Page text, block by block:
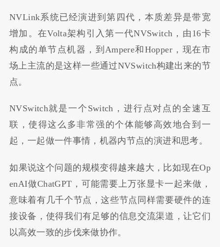
NVLink系统已经演进到第四代，本质差异是带宽
增加。在Volta架构引入第一代NVSwitch，由16卡
构成的单节点机器，到Ampere和Hopper，现在市
场上主流的是这样一些通过NVSwitch构建出来的节
点。
NVSwitch就是一个Switch，进行点对点的全速互
联，使得这么多非常强的个体能够高效地合到一
起，一起做一件事情，机器内节点的演进和思考。
如果说这个问题的规模变得越来越大，比如现在Op
enAI做ChatGPT，可能需要上万张显卡一起来做，
意味着有几千个节点，这些节点同样需要硬件的连
接设备，使得我们有足够的信息交流渠道，让它们
以高效一致的步伐来做协作。